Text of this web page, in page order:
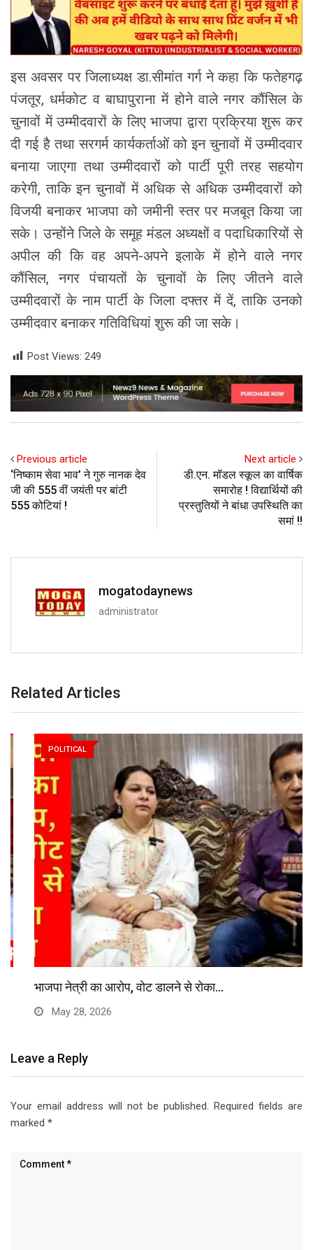
इस अवसर पर जिलाध्यक्ष डा.सीमांत गर्ग ने कहा कि फतेहगढ़
पंजतूर, धर्मकोट व बाघापुराना में होने वाले नगर कौंसिल के
चुनावों में उम्मीदवारों के लिए भाजपा द्वारा प्रक्रिया शुरू कर
दी गई है तथा सरगर्म कार्यकर्ताओं को इन चुनावों में उम्मीदवार
बनाया जाएगा तथा उम्मीदवारों को पार्टी पूरी तरह सहयोग
करेगी, ताकि इन चुनावों में अधिक से अधिक उम्मीदवारों को
विजयी बनाकर भाजपा को जमीनी स्तर पर मजबूत किया जा
सके। उन्होंने जिले के समूह मंडल अध्यक्षों व पदाधिकारियों से
अपील की कि वह अपने-अपने इलाके में होने वाले नगर
कौंसिल, नगर पंचायतों के चुनावों के लिए जीतने वाले
उम्मीदवारों के नाम पार्टी के जिला दफ्तर में दें, ताकि उनको
उम्मीदवार बनाकर गतिविधियां शुरू की जा सके।
Post Views: 249
Previous article
‘निष्काम सेवा भाव’ ने गुरु नानक देव
जी की 555 वीं जयंती पर बांटी
555 कोटियां !
Next article
डी.एन. मॉडल स्कूल का वार्षिक
समारोह ! विद्यार्थियों की
प्रस्तुतियों ने बांधा उपस्थिति का
समां !!
mogatodaynews
administrator
Related Articles
POLITICAL
भाजपा नेत्री का आरोप, वोट डालने से रोका…
May 28, 2026
Leave a Reply
Your email address will not be published. Required fields are
marked *